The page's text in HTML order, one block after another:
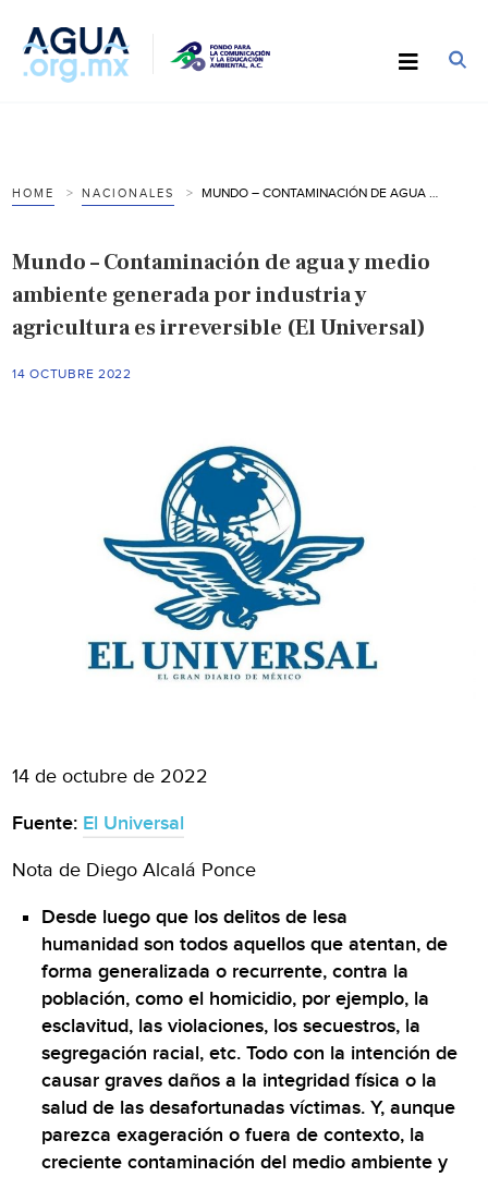
HOME NACIONALES
Mundo – Contaminación de agua y medio
ambiente generada por industria y
agricultura es irreversible (El Universal)
14 OCTUBRE 2022
14 de octubre de 2022
Fuente: El Universal
Nota de Diego Alcalá Ponce
Desde luego que los delitos de lesa
humanidad son todos aquellos que atentan, de
forma generalizada o recurrente, contra la
población, como el homicidio, por ejemplo, la
esclavitud, las violaciones, los secuestros, la
segregación racial, etc. Todo con la intención de
causar graves daños a la integridad física o la
salud de las desafortunadas víctimas. Y, aunque
parezca exageración o fuera de contexto, la
creciente contaminación del medio ambiente y